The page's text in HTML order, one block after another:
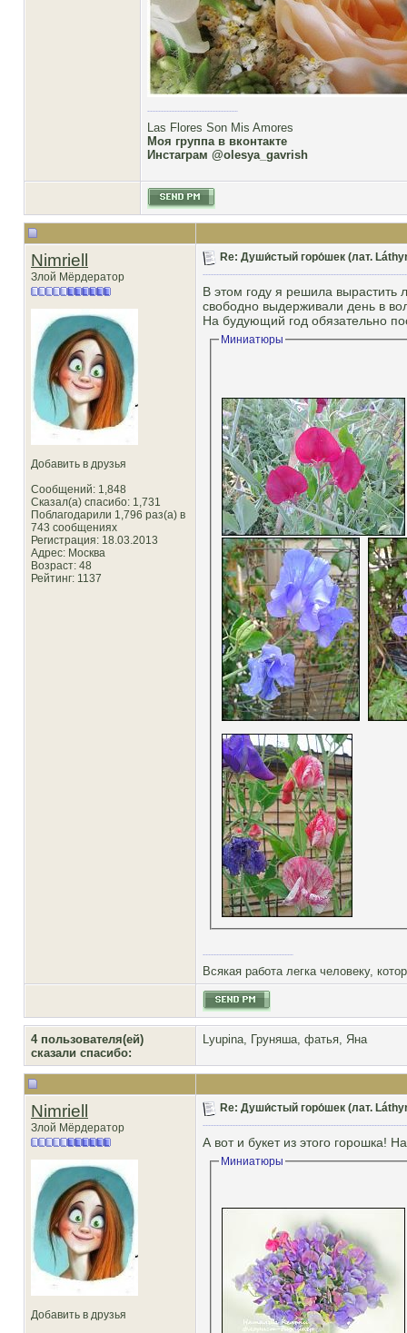
Las Flores Son Mis Amores
Моя группа в вконтакте
Инстаграм @olesya_gavrish
Nimriell
Злой Мёрдератор
Добавить в друзья
Сообщений: 1,848
Сказал(а) спасибо: 1,731
Поблагодарили 1,796 раз(а) в
743 сообщениях
Регистрация: 18.03.2013
Адрес: Москва
Возраст: 48
Рейтинг: 1137
Re: Души́стый горо́шек (лат.
В этом году я решила вырастить
свободно выдерживали день в
На будующий год обязательно
Миниатюры
Всякая работа легка человеку,
4 пользователя(ей)
сказали cпасибо:
Lyupina, Груняша, фатья, Яна
Nimriell
Злой Мёрдератор
Добавить в друзья
Re: Души́стый горо́шек (лат.
А вот и букет из этого горошка!
Миниатюры